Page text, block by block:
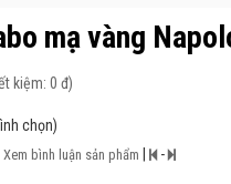
mạ vàng
kiệm: 0 đ)
chọn)
Xem bình luận sản phẩm -